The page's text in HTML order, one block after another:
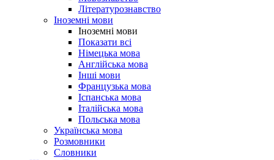
Літературознавство
Іноземні мови
Іноземні мови
Показати всі
Німецька мова
Англійська мова
Інші мови
Французька мова
Іспанська мова
Італійська мова
Польська мова
Українська мова
Розмовники
Словники